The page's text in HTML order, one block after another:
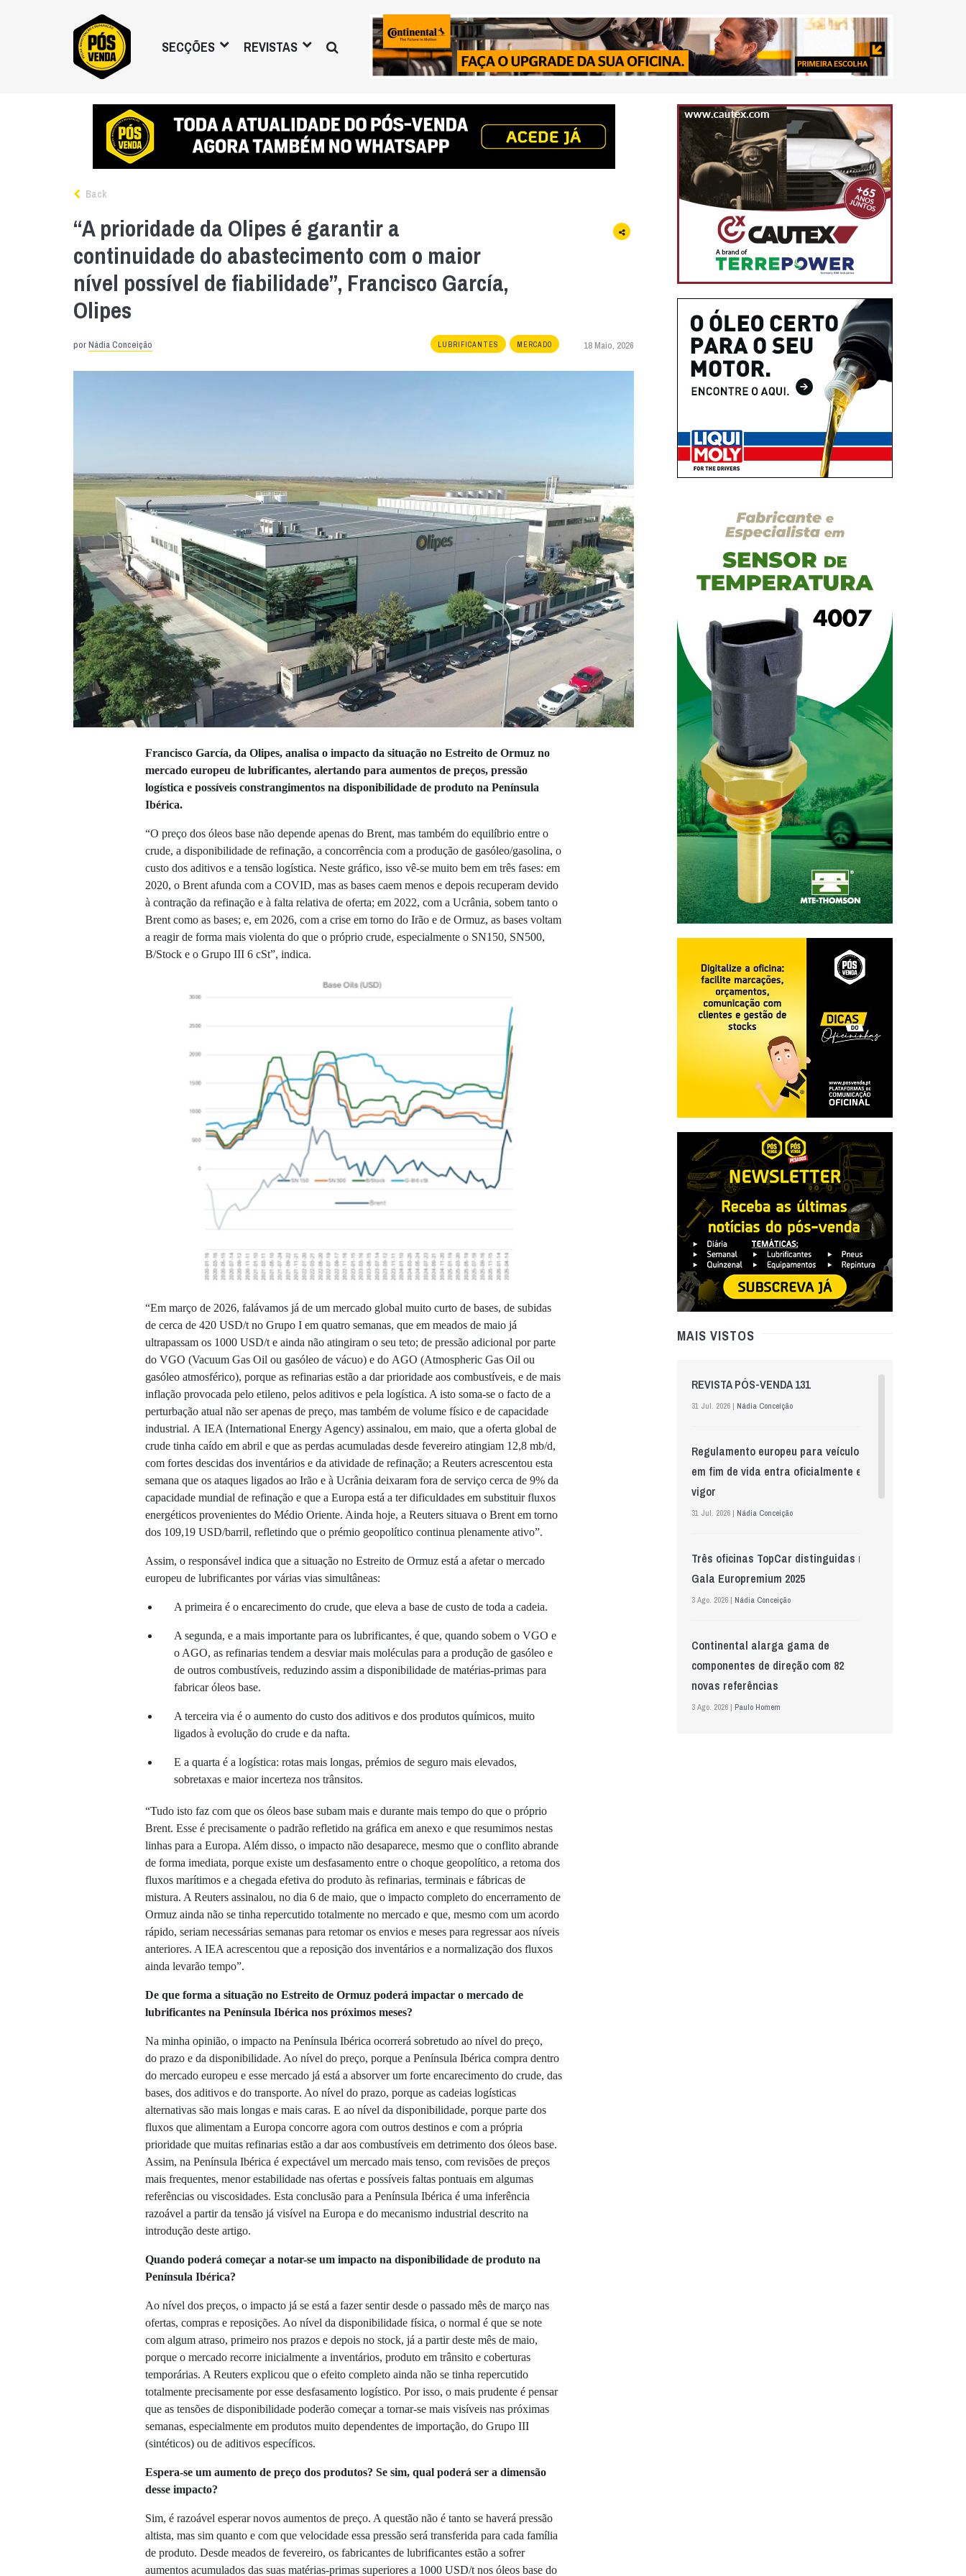
SECÇÕES REVISTAS
Back
“A prioridade da Olipes é garantir a
continuidade do abastecimento com o maior
nível possível de fiabilidade”, Francisco García,
Olipes
porNádia Conceição LUBRIFICANTES MERCADO 18 Maio, 2026
Francisco García, da Olipes, analisa o impacto da situação no Estreito de Ormuz no
mercado europeu de lubrificantes, alertando para aumentos de preços, pressão
logística e possíveis constrangimentos na disponibilidade de produto na Península
Ibérica.
“O preço dos óleos base não depende apenas do Brent, mas também do equilíbrio entre o
crude, a disponibilidade de refinação, a concorrência com a produção de gasóleo/gasolina, o
custo dos aditivos e a tensão logística. Neste gráfico, isso vê-se muito bem em três fases: em
2020, o Brent afunda com a COVID, mas as bases caem menos e depois recuperam devido
à contração da refinação e à falta relativa de oferta; em 2022, com a Ucrânia, sobem tanto o
Brent como as bases; e, em 2026, com a crise em torno do Irão e de Ormuz, as bases voltam
a reagir de forma mais violenta do que o próprio crude, especialmente o SN150, SN500,
B/Stock e o Grupo III 6 cSt”, indica.
“Em março de 2026, falávamos já de um mercado global muito curto de bases, de subidas
de cerca de 420 USD/t no Grupo I em quatro semanas, que em meados de maio já
ultrapassam os 1000 USD/t e ainda não atingiram o seu teto; de pressão adicional por parte
do VGO (Vacuum Gas Oil ou gasóleo de vácuo) e do AGO (Atmospheric Gas Oil ou
gasóleo atmosférico), porque as refinarias estão a dar prioridade aos combustíveis, e de mais
inflação provocada pelo etileno, pelos aditivos e pela logística. A isto soma-se o facto de a
perturbação atual não ser apenas de preço, mas também de volume físico e de capacidade
industrial. A IEA (International Energy Agency) assinalou, em maio, que a oferta global de
crude tinha caído em abril e que as perdas acumuladas desde fevereiro atingiam 12,8 mb/d,
com fortes descidas dos inventários e da atividade de refinação; a Reuters acrescentou esta
semana que os ataques ligados ao Irão e à Ucrânia deixaram fora de serviço cerca de 9% da
capacidade mundial de refinação e que a Europa está a ter dificuldades em substituir fluxos
energéticos provenientes do Médio Oriente. Ainda hoje, a Reuters situava o Brent em torno
dos 109,19 USD/barril, refletindo que o prémio geopolítico continua plenamente ativo”.
Assim, o responsável indica que a situação no Estreito de Ormuz está a afetar o mercado
europeu de lubrificantes por várias vias simultâneas:
A primeira é o encarecimento do crude, que eleva a base de custo de toda a cadeia.
A segunda, e a mais importante para os lubrificantes, é que, quando sobem o VGO e
o AGO, as refinarias tendem a desviar mais moléculas para a produção de gasóleo e
de outros combustíveis, reduzindo assim a disponibilidade de matérias-primas para
fabricar óleos base.
A terceira via é o aumento do custo dos aditivos e dos produtos químicos, muito
ligados à evolução do crude e da nafta.
E a quarta é a logística: rotas mais longas, prémios de seguro mais elevados,
sobretaxas e maior incerteza nos trânsitos.
“Tudo isto faz com que os óleos base subam mais e durante mais tempo do que o próprio
Brent. Esse é precisamente o padrão refletido na gráfica em anexo e que resumimos nestas
linhas para a Europa. Além disso, o impacto não desaparece, mesmo que o conflito abrande
de forma imediata, porque existe um desfasamento entre o choque geopolítico, a retoma dos
fluxos marítimos e a chegada efetiva do produto às refinarias, terminais e fábricas de
mistura. A Reuters assinalou, no dia 6 de maio, que o impacto completo do encerramento de
Ormuz ainda não se tinha repercutido totalmente no mercado e que, mesmo com um acordo
rápido, seriam necessárias semanas para retomar os envios e meses para regressar aos níveis
anteriores. A IEA acrescentou que a reposição dos inventários e a normalização dos fluxos
ainda levarão tempo”.
De que forma a situação no Estreito de Ormuz poderá impactar o mercado de
lubrificantes na Península Ibérica nos próximos meses?
Na minha opinião, o impacto na Península Ibérica ocorrerá sobretudo ao nível do preço,
do prazo e da disponibilidade. Ao nível do preço, porque a Península Ibérica compra dentro
do mercado europeu e esse mercado já está a absorver um forte encarecimento do crude, das
bases, dos aditivos e do transporte. Ao nível do prazo, porque as cadeias logísticas
alternativas são mais longas e mais caras. E ao nível da disponibilidade, porque parte dos
fluxos que alimentam a Europa concorre agora com outros destinos e com a própria
prioridade que muitas refinarias estão a dar aos combustíveis em detrimento dos óleos base.
Assim, na Península Ibérica é expectável um mercado mais tenso, com revisões de preços
mais frequentes, menor estabilidade nas ofertas e possíveis faltas pontuais em algumas
referências ou viscosidades. Esta conclusão para a Península Ibérica é uma inferência
razoável a partir da tensão já visível na Europa e do mecanismo industrial descrito na
introdução deste artigo.
Quando poderá começar a notar-se um impacto na disponibilidade de produto na
Península Ibérica?
Ao nível dos preços, o impacto já se está a fazer sentir desde o passado mês de março nas
ofertas, compras e reposições. Ao nível da disponibilidade física, o normal é que se note
com algum atraso, primeiro nos prazos e depois no stock, já a partir deste mês de maio,
porque o mercado recorre inicialmente a inventários, produto em trânsito e coberturas
temporárias. A Reuters explicou que o efeito completo ainda não se tinha repercutido
totalmente precisamente por esse desfasamento logístico. Por isso, o mais prudente é pensar
que as tensões de disponibilidade poderão começar a tornar-se mais visíveis nas próximas
semanas, especialmente em produtos muito dependentes de importação, do Grupo III
(sintéticos) ou de aditivos específicos.
Espera-se um aumento de preço dos produtos? Se sim, qual poderá ser a dimensão
desse impacto?
Sim, é razoável esperar novos aumentos de preço. A questão não é tanto se haverá pressão
altista, mas sim quanto e com que velocidade essa pressão será transferida para cada família
de produto. Desde meados de fevereiro, os fabricantes de lubrificantes estão a sofrer
aumentos acumulados das suas matérias-primas superiores a 1000 USD/t nos óleos base do
MAIS VISTOS
REVISTA PÓS-VENDA 131
31 Jul. 2026 | Nádia Conceição
Regulamento europeu para veículos
em fim de vida entra oficialmente em
vigor
31 Jul. 2026 | Nádia Conceição
Três oficinas TopCar distinguidas na
Gala Europremium 2025
3 Ago. 2026 | Nádia Conceição
Continental alarga gama de
componentes de direção com 82
novas referências
3 Ago. 2026 | Paulo Homem